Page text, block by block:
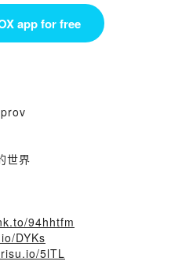
app for free
世界
94hhtfm
DYKs
5lTL